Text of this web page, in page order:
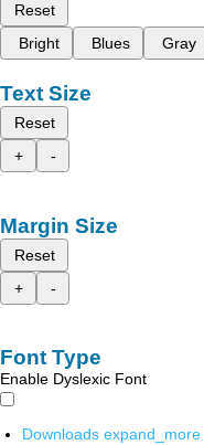
Reset
Bright
Blues Gray
Text Size
Reset
+
-
Margin Size
Reset
+
-
Font Type
Enable Dyslexic Font
Downloads expand_more